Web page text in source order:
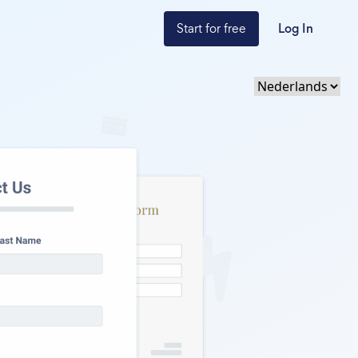
Start for free Log In